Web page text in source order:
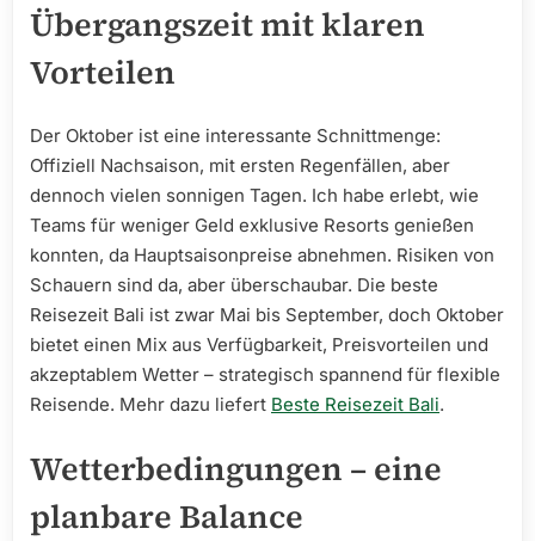
Übergangszeit mit klaren
Vorteilen
Der Oktober ist eine interessante Schnittmenge:
Offiziell Nachsaison, mit ersten Regenfällen, aber
dennoch vielen sonnigen Tagen. Ich habe erlebt, wie
Teams für weniger Geld exklusive Resorts genießen
konnten, da Hauptsaisonpreise abnehmen. Risiken von
Schauern sind da, aber überschaubar. Die beste
Reisezeit Bali ist zwar Mai bis September, doch Oktober
bietet einen Mix aus Verfügbarkeit, Preisvorteilen und
akzeptablem Wetter – strategisch spannend für flexible
Reisende. Mehr dazu liefert Beste Reisezeit Bali.
Wetterbedingungen – eine
planbare Balance